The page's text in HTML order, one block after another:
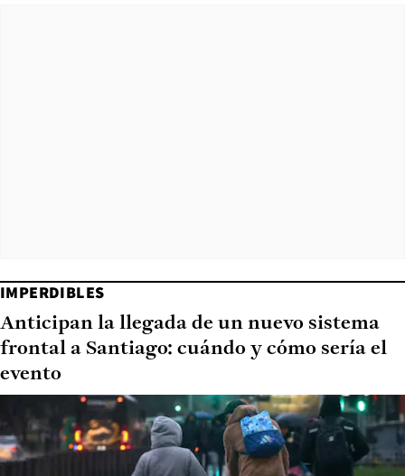
IMPERDIBLES
Anticipan la llegada de un nuevo sistema
frontal a Santiago: cuándo y cómo sería el
evento